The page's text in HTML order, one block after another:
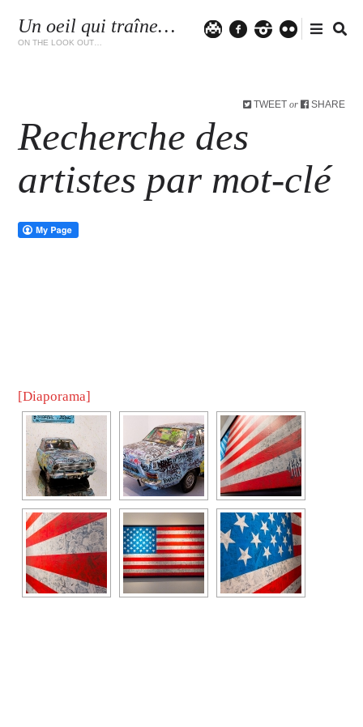
Un oeil qui traîne…
ON THE LOOK OUT…
TWEET or SHARE
Recherche des
artistes par mot-clé
[Diaporama]